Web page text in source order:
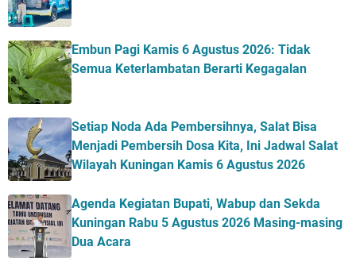
Embun Pagi Kamis 6 Agustus 2026: Tidak
Semua Keterlambatan Berarti Kegagalan
Setiap Noda Ada Pembersihnya, Salat Bisa
Menjadi Pembersih Dosa Kita, Ini Jadwal Salat
Wilayah Kuningan Kamis 6 Agustus 2026
Agenda Kegiatan Bupati, Wabup dan Sekda
Kuningan Rabu 5 Agustus 2026 Masing-masing
Dua Acara